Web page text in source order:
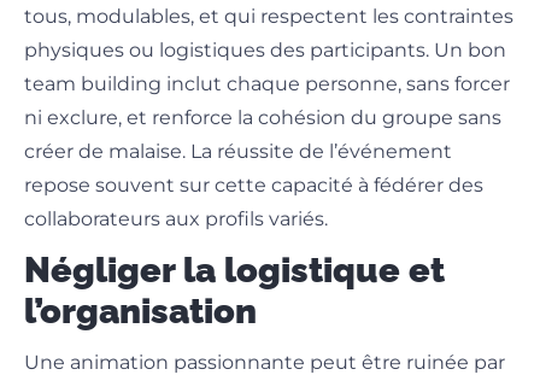
tous, modulables, et qui respectent les contraintes
physiques ou logistiques des participants. Un bon
team building inclut chaque personne, sans forcer
ni exclure, et renforce la cohésion du groupe sans
créer de malaise. La réussite de l’événement
repose souvent sur cette capacité à fédérer des
collaborateurs aux profils variés.
Négliger la logistique et
l’organisation
Une animation passionnante peut être ruinée par